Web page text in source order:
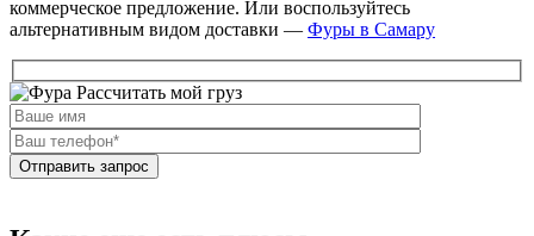
коммерческое предложение. Или воспользуйтесь
альтернативным видом доставки — Фуры в Самару
Рассчитать мой груз